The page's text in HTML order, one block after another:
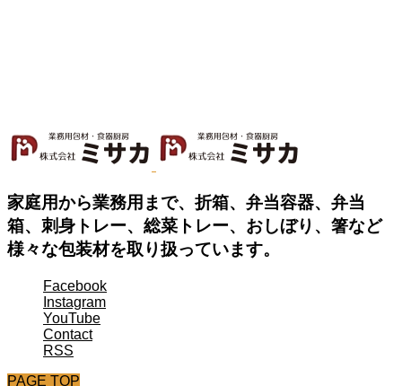
家庭用から業務用まで、折箱、弁当容器、弁当
箱、刺身トレー、総菜トレー、おしぼり、箸など
様々な包装材を取り扱っています。
Facebook
Instagram
YouTube
Contact
RSS
PAGE TOP